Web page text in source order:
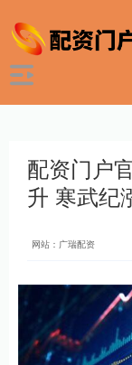
配资门户
升 寒武纪
网站：广瑞配资